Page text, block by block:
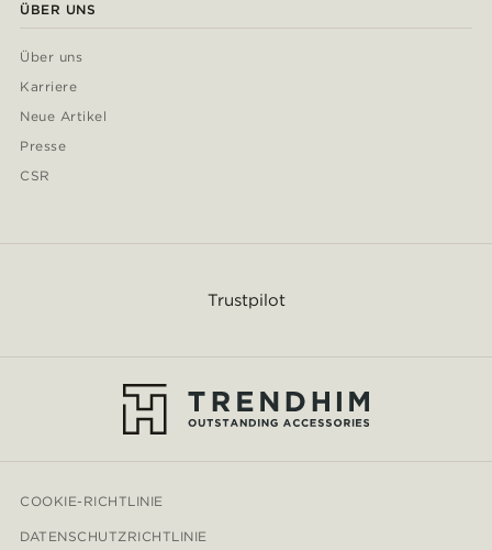
ÜBER UNS
Über uns
Karriere
Neue Artikel
Presse
CSR
Trustpilot
COOKIE-RICHTLINIE
DATENSCHUTZRICHTLINIE